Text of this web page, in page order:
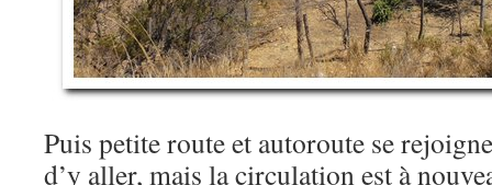
Puis petite route et autoroute se
d’y aller, mais la circulation est à